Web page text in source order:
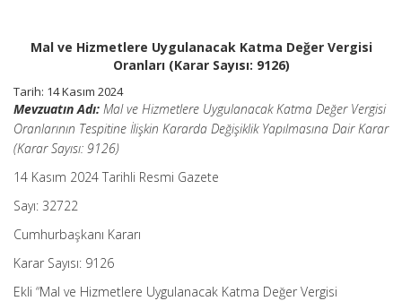
Mal ve Hizmetlere Uygulanacak Katma Değer Vergisi
Oranları (Karar Sayısı: 9126)
Tarih: 14 Kasım 2024
Mevzuatın Adı: Mal ve Hizmetlere Uygulanacak Katma Değer Vergisi
Oranlarının Tespitine İlişkin Kararda Değişiklik Yapılmasına Dair Karar
(Karar Sayısı: 9126)
14 Kasım 2024 Tarihli Resmi Gazete
Sayı: 32722
Cumhurbaşkanı Kararı
Karar Sayısı: 9126
Ekli “Mal ve Hizmetlere Uygulanacak Katma Değer Vergisi